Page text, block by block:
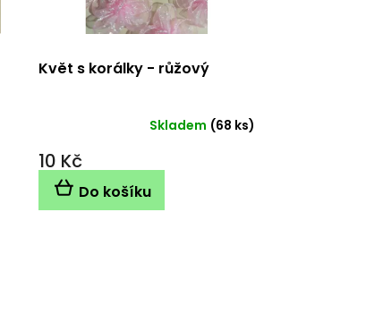
Květ s korálky - růžový
Skladem (68 ks)
10 Kč
Do košíku